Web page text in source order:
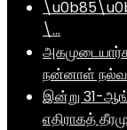
\…
நன்னாள்
இன்று 31-
எதிராகத்